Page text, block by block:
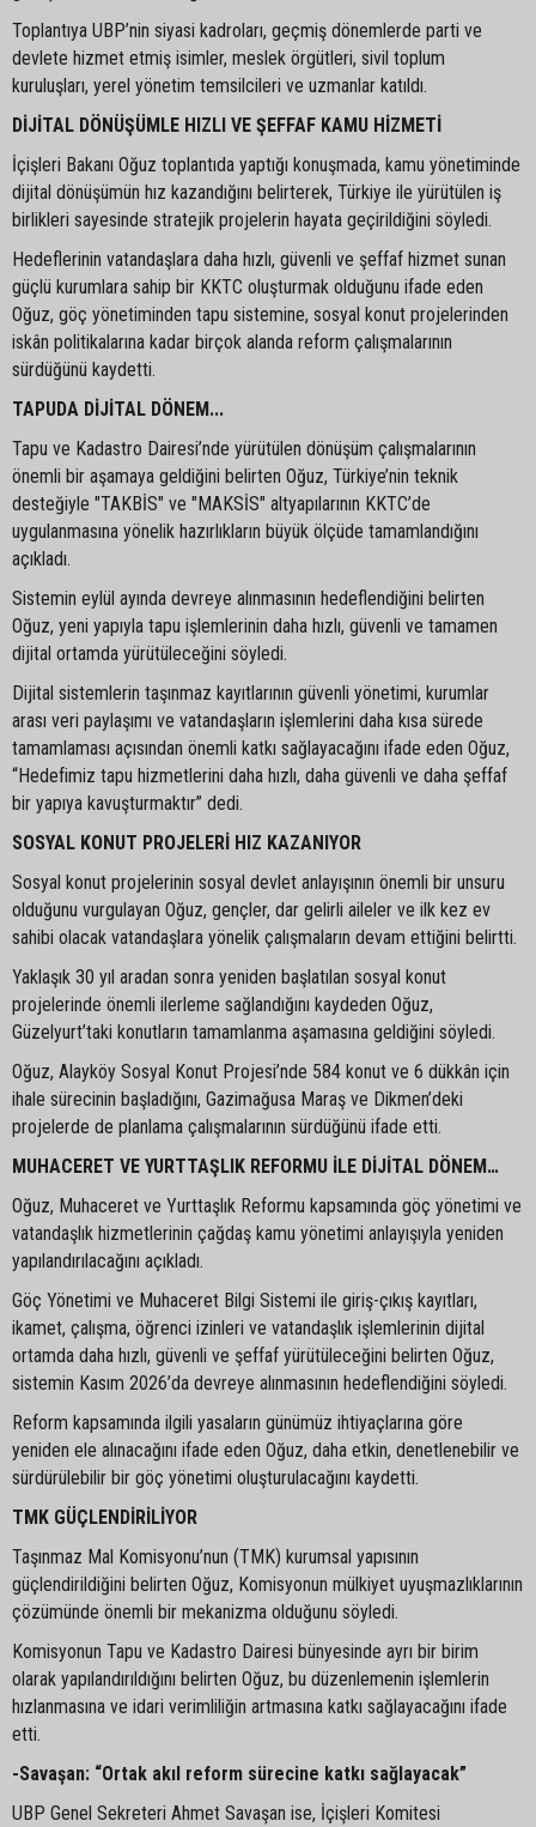
Toplantıya UBP’nin siyasi kadroları, geçmiş dönemlerde parti ve
devlete hizmet etmiş isimler, meslek örgütleri, sivil toplum
kuruluşları, yerel yönetim temsilcileri ve uzmanlar katıldı.
DİJİTAL DÖNÜŞÜMLE HIZLI VE ŞEFFAF KAMU HİZMETİ
İçişleri Bakanı Oğuz toplantıda yaptığı konuşmada, kamu yönetiminde
dijital dönüşümün hız kazandığını belirterek, Türkiye ile yürütülen iş
birlikleri sayesinde stratejik projelerin hayata geçirildiğini söyledi.
Hedeflerinin vatandaşlara daha hızlı, güvenli ve şeffaf hizmet sunan
güçlü kurumlara sahip bir KKTC oluşturmak olduğunu ifade eden
Oğuz, göç yönetiminden tapu sistemine, sosyal konut projelerinden
iskân politikalarına kadar birçok alanda reform çalışmalarının
sürdüğünü kaydetti.
TAPUDA DİJİTAL DÖNEM...
Tapu ve Kadastro Dairesi’nde yürütülen dönüşüm çalışmalarının
önemli bir aşamaya geldiğini belirten Oğuz, Türkiye’nin teknik
desteğiyle "TAKBİS" ve "MAKSİS" altyapılarının KKTC’de
uygulanmasına yönelik hazırlıkların büyük ölçüde tamamlandığını
açıkladı.
Sistemin eylül ayında devreye alınmasının hedeflendiğini belirten
Oğuz, yeni yapıyla tapu işlemlerinin daha hızlı, güvenli ve tamamen
dijital ortamda yürütüleceğini söyledi.
Dijital sistemlerin taşınmaz kayıtlarının güvenli yönetimi, kurumlar
arası veri paylaşımı ve vatandaşların işlemlerini daha kısa sürede
tamamlaması açısından önemli katkı sağlayacağını ifade eden Oğuz,
“Hedefimiz tapu hizmetlerini daha hızlı, daha güvenli ve daha şeffaf
bir yapıya kavuşturmaktır” dedi.
SOSYAL KONUT PROJELERİ HIZ KAZANIYOR
Sosyal konut projelerinin sosyal devlet anlayışının önemli bir unsuru
olduğunu vurgulayan Oğuz, gençler, dar gelirli aileler ve ilk kez ev
sahibi olacak vatandaşlara yönelik çalışmaların devam ettiğini belirtti.
Yaklaşık 30 yıl aradan sonra yeniden başlatılan sosyal konut
projelerinde önemli ilerleme sağlandığını kaydeden Oğuz,
Güzelyurt’taki konutların tamamlanma aşamasına geldiğini söyledi.
Oğuz, Alayköy Sosyal Konut Projesi’nde 584 konut ve 6 dükkân için
ihale sürecinin başladığını, Gazimağusa Maraş ve Dikmen’deki
projelerde de planlama çalışmalarının sürdüğünü ifade etti.
MUHACERET VE YURTTAŞLIK REFORMU İLE DİJİTAL DÖNEM…
Oğuz, Muhaceret ve Yurttaşlık Reformu kapsamında göç yönetimi ve
vatandaşlık hizmetlerinin çağdaş kamu yönetimi anlayışıyla yeniden
yapılandırılacağını açıkladı.
Göç Yönetimi ve Muhaceret Bilgi Sistemi ile giriş-çıkış kayıtları,
ikamet, çalışma, öğrenci izinleri ve vatandaşlık işlemlerinin dijital
ortamda daha hızlı, güvenli ve şeffaf yürütüleceğini belirten Oğuz,
sistemin Kasım 2026’da devreye alınmasının hedeflendiğini söyledi.
Reform kapsamında ilgili yasaların günümüz ihtiyaçlarına göre
yeniden ele alınacağını ifade eden Oğuz, daha etkin, denetlenebilir ve
sürdürülebilir bir göç yönetimi oluşturulacağını kaydetti.
TMK GÜÇLENDİRİLİYOR
Taşınmaz Mal Komisyonu’nun (TMK) kurumsal yapısının
güçlendirildiğini belirten Oğuz, Komisyonun mülkiyet uyuşmazlıklarının
çözümünde önemli bir mekanizma olduğunu söyledi.
Komisyonun Tapu ve Kadastro Dairesi bünyesinde ayrı bir birim
olarak yapılandırıldığını belirten Oğuz, bu düzenlemenin işlemlerin
hızlanmasına ve idari verimliliğin artmasına katkı sağlayacağını ifade
etti.
-Savaşan: “Ortak akıl reform sürecine katkı sağlayacak”
UBP Genel Sekreteri Ahmet Savaşan ise, İçişleri Komitesi